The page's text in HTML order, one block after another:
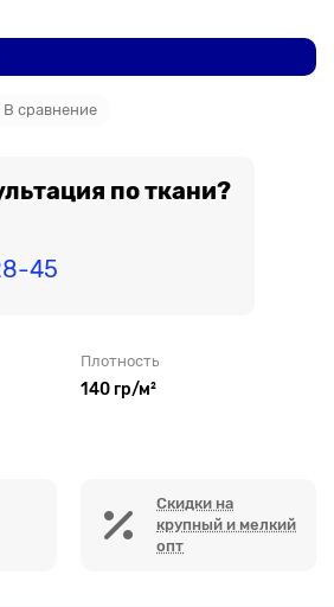
В сравнение
по ткани?
45
Плотность
140 гр/м²
Скидки на
крупный и мелкий
опт